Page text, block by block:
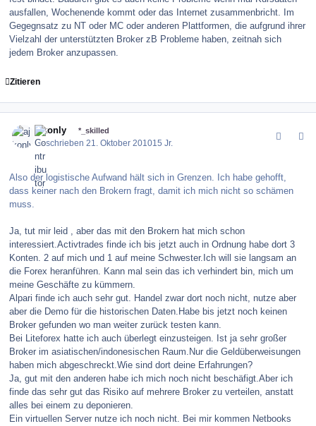
ausfallen, Wochenende kommt oder das Internet zusammenbricht. Im
Gegegnsatz zu NT oder MC oder anderen Plattformen, die aufgrund ihrer
Vielzahl der unterstützten Broker zB Probleme haben, zeitnah sich
jedem Broker anzupassen.
Zitieren
ajkonly *_skilled
Geschrieben21. Oktober 201015 Jr.
Also der logistische Aufwand hält sich in Grenzen. Ich habe gehofft,
dass keiner nach den Brokern fragt, damit ich mich nicht so schämen
muss.
Ja, tut mir leid , aber das mit den Brokern hat mich schon
interessiert.Activtrades finde ich bis jetzt auch in Ordnung habe dort 3
Konten. 2 auf mich und 1 auf meine Schwester.Ich will sie langsam an
die Forex heranführen. Kann mal sein das ich verhindert bin, mich um
meine Geschäfte zu kümmern.
Alpari finde ich auch sehr gut. Handel zwar dort noch nicht, nutze aber
aber die Demo für die historischen Daten.Habe bis jetzt noch keinen
Broker gefunden wo man weiter zurück testen kann.
Bei Liteforex hatte ich auch überlegt einzusteigen. Ist ja sehr großer
Broker im asiatischen/indonesischen Raum.Nur die Geldüberweisungen
haben mich abgeschreckt.Wie sind dort deine Erfahrungen?
Ja, gut mit den anderen habe ich mich noch nicht beschäfigt.Aber ich
finde das sehr gut das Risiko auf mehrere Broker zu verteilen, anstatt
alles bei einem zu deponieren.
Ein virtuellen Server nutze ich noch nicht. Bei mir kommen Netbooks